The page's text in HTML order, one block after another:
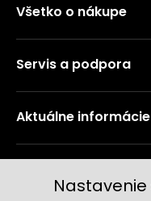
Všetko o nákupe
Servis a podpora
Aktuálne informácie